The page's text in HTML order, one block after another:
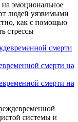
эмоциональное
людей уязвимыми
как с помощью
стрессы
смерти на
смерти на
системы и